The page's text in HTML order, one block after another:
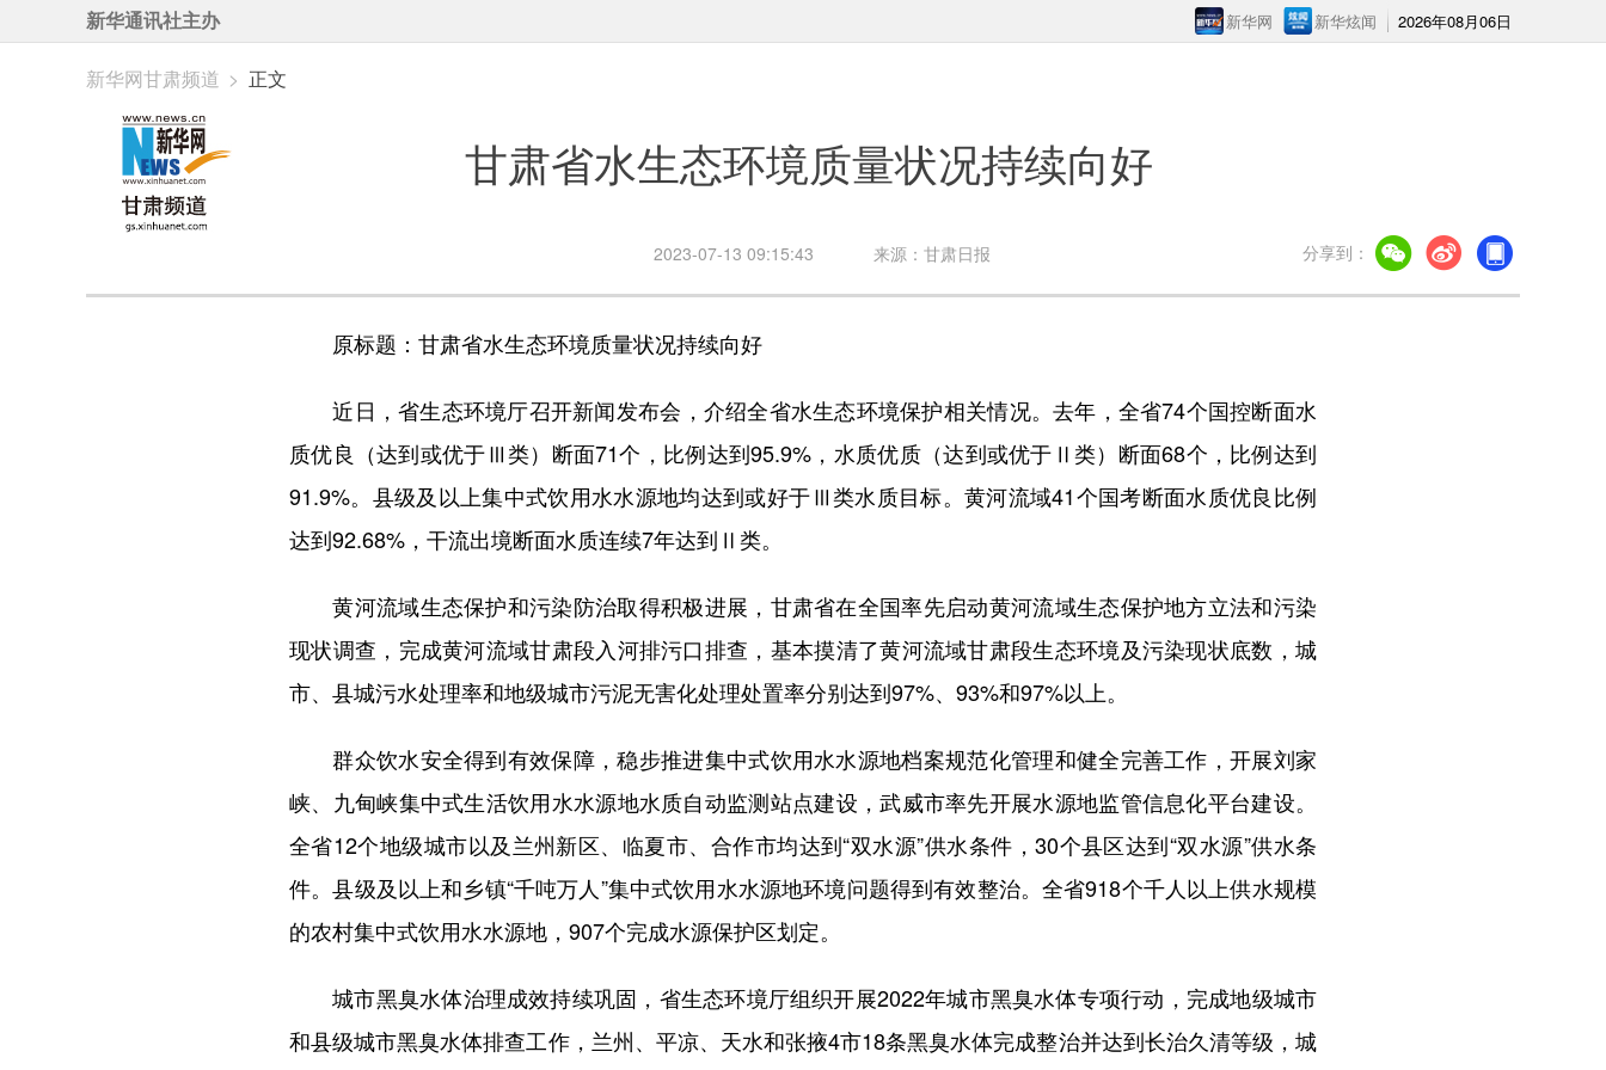
新华通讯社主办 2026年08月06日
新华炫闻
新华网
新华网甘肃频道 > 正文
甘肃省水生态环境质量状况持续向好
2023-07-13 09:15:43 来源：甘肃日报 分享到：
原标题：甘肃省水生态环境质量状况持续向好
近日，省生态环境厅召开新闻发布会，介绍全省水生态环境保护相关情况。去年，全省74个国控断面水
质优良（达到或优于Ⅲ类）断面71个，比例达到95.9%，水质优质（达到或优于Ⅱ类）断面68个，比例达到
91.9%。县级及以上集中式饮用水水源地均达到或好于Ⅲ类水质目标。黄河流域41个国考断面水质优良比例
达到92.68%，干流出境断面水质连续7年达到Ⅱ类。
黄河流域生态保护和污染防治取得积极进展，甘肃省在全国率先启动黄河流域生态保护地方立法和污染
现状调查，完成黄河流域甘肃段入河排污口排查，基本摸清了黄河流域甘肃段生态环境及污染现状底数，城
市、县城污水处理率和地级城市污泥无害化处理处置率分别达到97%、93%和97%以上。
群众饮水安全得到有效保障，稳步推进集中式饮用水水源地档案规范化管理和健全完善工作，开展刘家
峡、九甸峡集中式生活饮用水水源地水质自动监测站点建设，武威市率先开展水源地监管信息化平台建设。
全省12个地级城市以及兰州新区、临夏市、合作市均达到“双水源”供水条件，30个县区达到“双水源”供水条
件。县级及以上和乡镇“千吨万人”集中式饮用水水源地环境问题得到有效整治。全省918个千人以上供水规模
的农村集中式饮用水水源地，907个完成水源保护区划定。
城市黑臭水体治理成效持续巩固，省生态环境厅组织开展2022年城市黑臭水体专项行动，完成地级城市
和县级城市黑臭水体排查工作，兰州、平凉、天水和张掖4市18条黑臭水体完成整治并达到长治久清等级，城